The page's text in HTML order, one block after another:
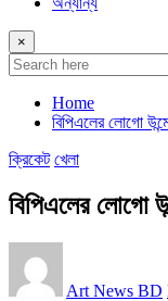
×
Home
বিপিএলের লোগো
ক্রিকেট খেলা
বিপিএলের লোগো
Art News BD